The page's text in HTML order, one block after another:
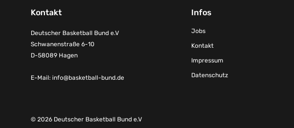
Kontakt
Deutscher Basketball Bund e.V
Schwanenstraße 6-10
D-58089 Hagen
E-Mail: info@basketball-bund.de
Infos
Jobs
Kontakt
Impressum
Datenschutz
© 2026 Deutscher Basketball Bund e.V